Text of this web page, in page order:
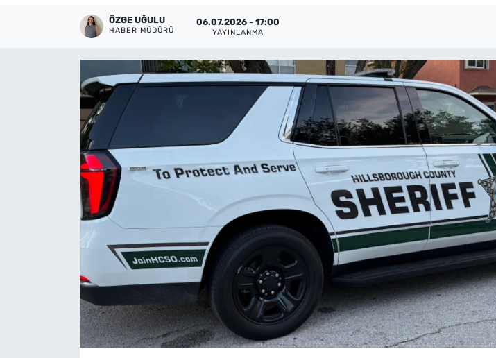
ÖZGE UĞULU
HABER MÜDÜRÜ
06.07.2026 - 17:00
YAYINLANMA